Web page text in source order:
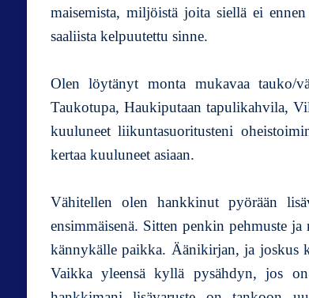
maisemista, miljöistä joita siellä ei
saaliista kelpuutettu sinne.
Olen löytänyt monta mukavaa tauko/
Taukotupa, Haukiputaan tapulikahvila,
kuuluneet liikuntasuoritusteni
kertaa kuuluneet asiaan.
Vähitellen olen hankkinut pyörään
ensimmäisenä. Sitten penkin pehmuste
kännykälle paikka. Äänikirjan, ja joskus
Vaikka yleensä kyllä pysähdyn, jos